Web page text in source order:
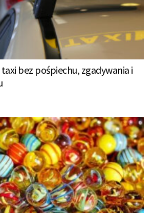
bez pośpiechu, zgadywania i